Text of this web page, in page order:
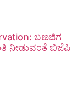
ಬಣಜಿಗ
ನೀಡುವಂತೆ ಬಿಜೆಪಿ